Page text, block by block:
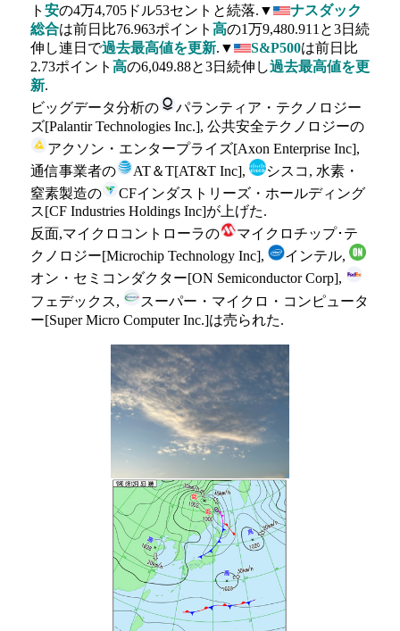
ト 安の4万4,705ドル53セントと続落.▼
ナスダック
総合は前日比76.963ポイント 高の1万9,480.911と3日続
伸し連日で過去最高値を更新.▼ S&P500は前日比
2.73ポイント 高の6,049.88と3日続伸し過去最高値を更
新.
ビッグデータ分析の
パランティア・テクノロジー
ズ[Palantir Technologies Inc.], 公共安全テクノロジーの
アクソン・エンタープライズ[Axon Enterprise Inc],
通信事業者の
AT＆T[AT&T Inc],
シスコ, 水素・
窒素製造の
CFインダストリーズ・ホールディング
ス[CF Industries Holdings Inc]が上げた.
反面,マイクロコントローラの
マイクロチップ･テ
クノロジー[Microchip Technology Inc],
インテル,
オン・セミコンダクター[ON Semiconductor Corp],
フェデックス,
スーパー・マイクロ・コンピュータ
ー[Super Micro Computer Inc.]は売られた.